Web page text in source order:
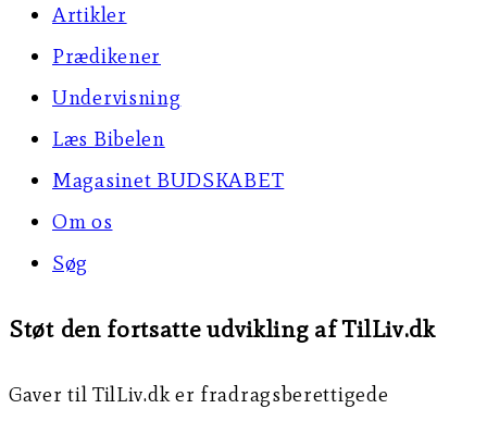
Artikler
Prædikener
Undervisning
Læs Bibelen
Magasinet BUDSKABET
Om os
Søg
Støt den fortsatte udvikling af TilLiv.dk
Gaver til TilLiv.dk er fradragsberettigede